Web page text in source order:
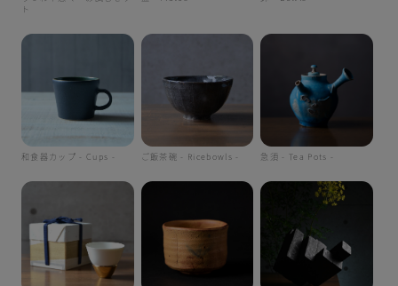
ト
和食器カップ - Cups - ご飯茶碗 - Ricebowls - 急須 - Tea Pots -